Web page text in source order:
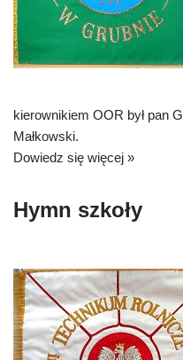
kierownikiem OOR był pan
Małkowski.
Dowiedz się więcej »
Hymn szkoły